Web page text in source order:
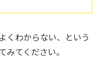
くわからない、という
みてください。